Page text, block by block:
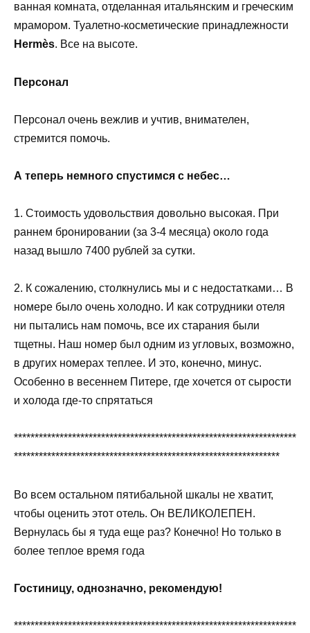
ванная комната, отделанная итальянским и греческим
мрамором. Туалетно-косметические принадлежности
Hermès. Все на высоте.
Персонал
Персонал очень вежлив и учтив, внимателен,
стремится помочь.
А теперь немного спустимся с небес…
1. Стоимость удовольствия довольно высокая. При
раннем бронировании (за 3-4 месяца) около года
назад вышло 7400 рублей за сутки.
2. К сожалению, столкнулись мы и с недостатками… В
номере было очень холодно. И как сотрудники отеля
ни пытались нам помочь, все их старания были
тщетны. Наш номер был одним из угловых, возможно,
в других номерах теплее. И это, конечно, минус.
Особенно в весеннем Питере, где хочется от сырости
и холода где-то спрятаться
********************************************************************
****************************************************************
Во всем остальном пятибальной шкалы не хватит,
чтобы оценить этот отель. Он ВЕЛИКОЛЕПЕН.
Вернулась бы я туда еще раз? Конечно! Но только в
более теплое время года
Гостиницу, однозначно, рекомендую!
********************************************************************